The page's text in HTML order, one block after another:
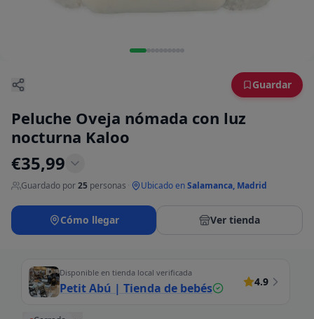
Guardar
Peluche Oveja nómada con luz
nocturna Kaloo
€35,99
Guardado por25 personas Ubicado enSalamanca, Madrid
Cómo llegar Ver tienda
Disponible en tienda local verificada
Petit Abú | Tienda de bebés 4.9